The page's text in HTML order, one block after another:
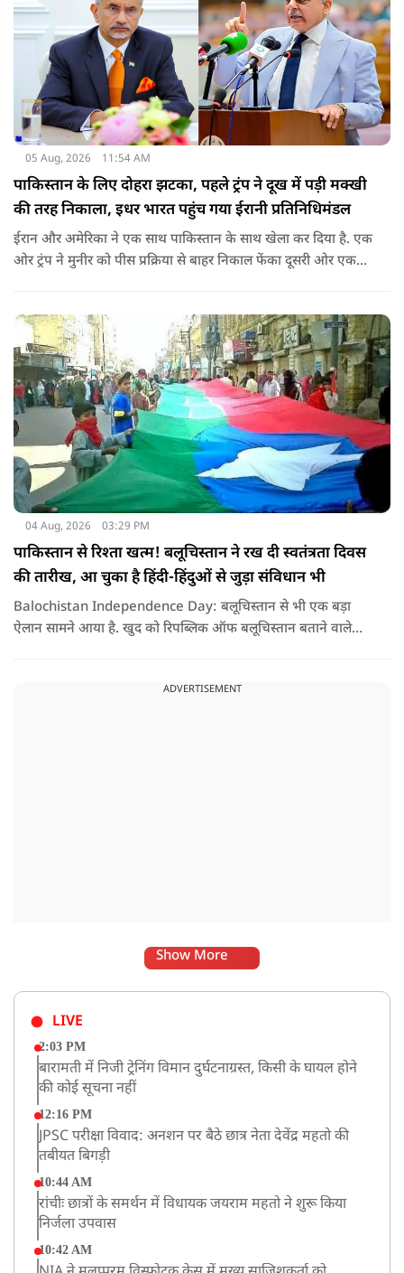
05 Aug, 2026 11:54 AM
पाकिस्तान के लिए दोहरा झटका, पहले ट्रंप ने दूख में पड़ी मक्खी
की तरह निकाला, इधर भारत पहुंच गया ईरानी प्रतिनिधिमंडल
ईरान और अमेरिका ने एक साथ पाकिस्तान के साथ खेला कर दिया है. एक
ओर ट्रंप ने मुनीर को पीस प्रक्रिया से बाहर निकाल फेंका दूसरी ओर एक
04 Aug, 2026 03:29 PM
पाकिस्तान से रिश्ता खत्म! बलूचिस्तान ने रख दी स्वतंत्रता दिवस
की तारीख, आ चुका है हिंदी-हिंदुओं से जुड़ा संविधान भी
Balochistan Independence Day: बलूचिस्तान से भी एक बड़ा
ऐलान सामने आया है. खुद को रिपब्लिक ऑफ बलूचिस्तान बताने वाले
ADVERTISEMENT
Show More
LIVE
2:03 PM
बारामती में निजी ट्रेनिंग विमान दुर्घटनाग्रस्त, किसी के घायल होने
की कोई सूचना नहीं
12:16 PM
JPSC परीक्षा विवाद: अनशन पर बैठे छात्र नेता देवेंद्र महतो की
तबीयत बिगड़ी
10:44 AM
रांचीः छात्रों के समर्थन में विधायक जयराम महतो ने शुरू किया
निर्जला उपवास
10:42 AM